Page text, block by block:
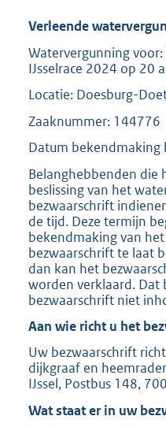
Verleende
Watervergunning
IJsselrace 2024 op 20
Locatie: Doesburg-
Zaaknummer: 144776
Datum
Belanghebbenden die
beslissing van het
bezwaarschrift
de tijd. Deze termijn
bekendmaking van
bezwaarschrift te laat
dan kan het
worden verklaard. Dat
bezwaarschrift niet
Aan wie richt u het
Uw bezwaarschrift
dijkgraaf en
IJssel, Postbus 148,
Wat staat er in uw